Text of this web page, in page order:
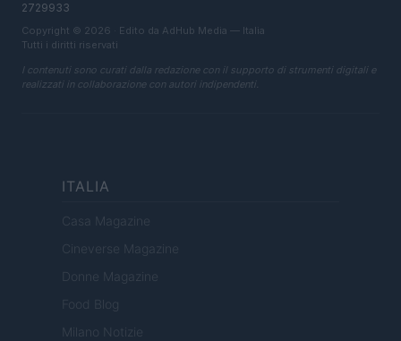
2729933
Copyright © 2026 · Edito da AdHub Media — Italia
Tutti i diritti riservati
I contenuti sono curati dalla redazione con il supporto di strumenti digitali e
realizzati in collaborazione con autori indipendenti.
ITALIA
Casa Magazine
Cineverse Magazine
Donne Magazine
Food Blog
Milano Notizie